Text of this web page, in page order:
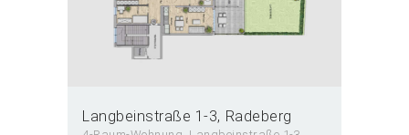
Langbeinstraße 1-3 Radeberg